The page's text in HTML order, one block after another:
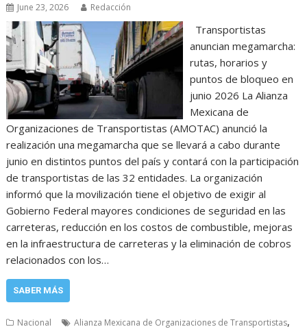
June 23, 2026 Redacción
Transportistas
anuncian megamarcha:
rutas, horarios y
puntos de bloqueo en
junio 2026 La Alianza
Mexicana de
Organizaciones de Transportistas (AMOTAC) anunció la
realización una megamarcha que se llevará a cabo durante
junio en distintos puntos del país y contará con la participación
de transportistas de las 32 entidades. La organización
informó que la movilización tiene el objetivo de exigir al
Gobierno Federal mayores condiciones de seguridad en las
carreteras, reducción en los costos de combustible, mejoras
en la infraestructura de carreteras y la eliminación de cobros
relacionados con los…
SABER MÁS
Nacional Alianza Mexicana de Organizaciones de Transportistas,